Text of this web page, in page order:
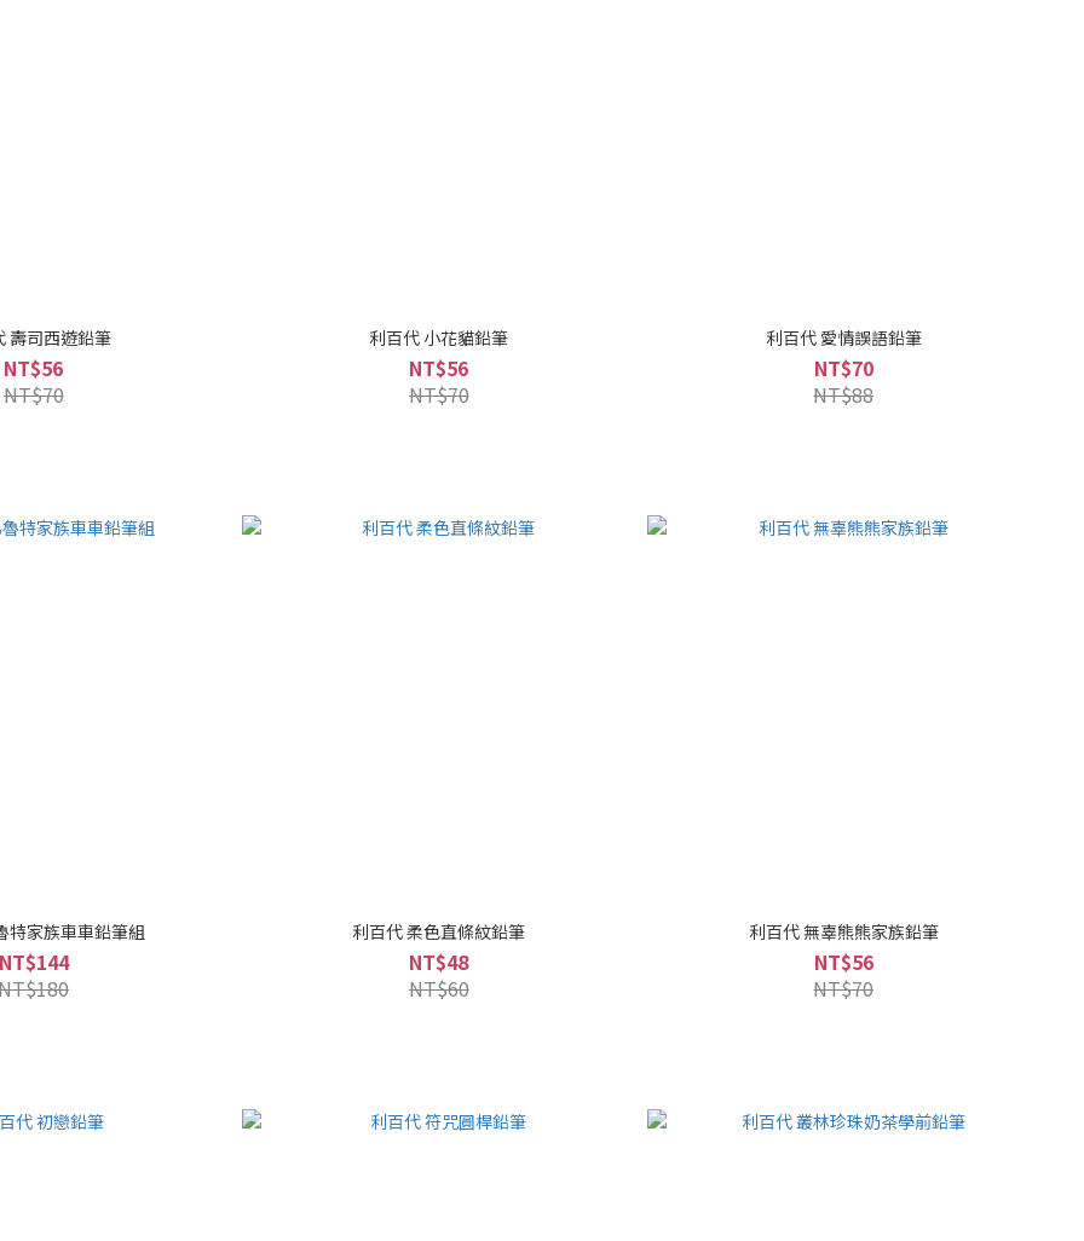
壽司西遊鉛筆
NT$56
NT$70
利百代 小花貓鉛筆
NT$56
NT$70
利百代 愛情誤語鉛筆
NT$70
NT$88
特家族車車鉛筆組 利百代 柔色直條紋鉛筆
NT$48
NT$60
利百代 無辜熊熊家族鉛筆
NT$56
NT$70